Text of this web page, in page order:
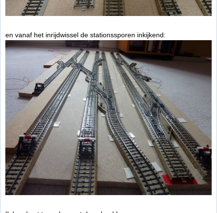
en vanaf het inrijdwissel de stationssporen inkijkend: